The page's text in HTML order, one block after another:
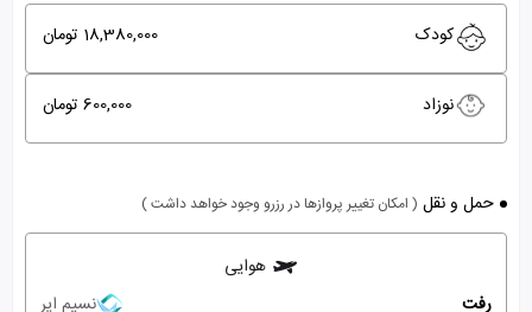
کودک 18,380,000 تومان
نوزاد 600,000 تومان
حمل و نقل ( امکان تغییر پروازها در رزرو وجود خواهد داشت )
هوایی
رفت
نسیم ایر